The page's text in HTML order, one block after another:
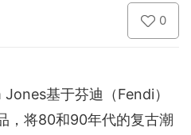
0
基于芬迪（Fendi）
，将80和90年代的复古潮